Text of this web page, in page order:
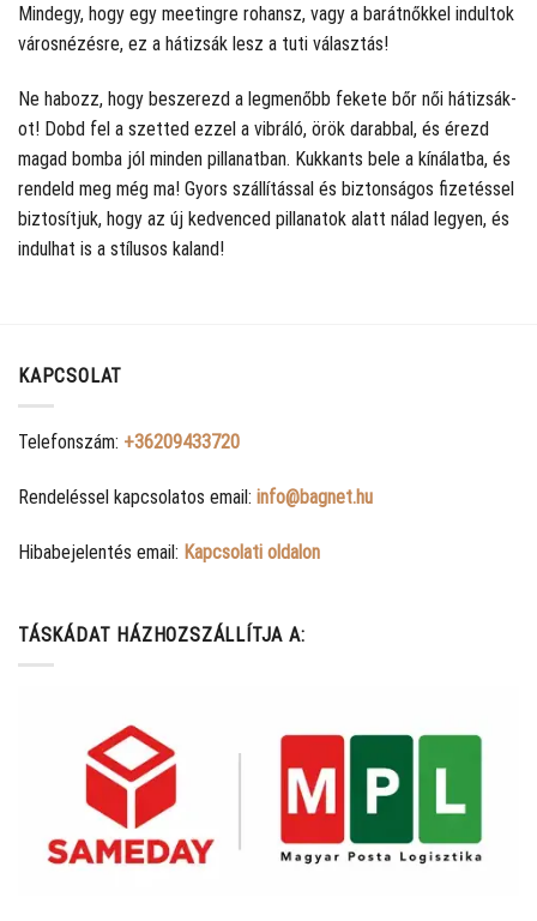
Mindegy, hogy egy meetingre rohansz, vagy a barátnőkkel indultok
városnézésre, ez a hátizsák lesz a tuti választás!
Ne habozz, hogy beszerezd a legmenőbb fekete bőr női hátizsák-
ot! Dobd fel a szetted ezzel a vibráló, örök darabbal, és érezd
magad bomba jól minden pillanatban. Kukkants bele a kínálatba, és
rendeld meg még ma! Gyors szállítással és biztonságos fizetéssel
biztosítjuk, hogy az új kedvenced pillanatok alatt nálad legyen, és
indulhat is a stílusos kaland!
KAPCSOLAT
Telefonszám: +36209433720
Rendeléssel kapcsolatos email: info@bagnet.hu
Hibabejelentés email: Kapcsolati oldalon
TÁSKÁDAT HÁZHOZSZÁLLÍTJA A: